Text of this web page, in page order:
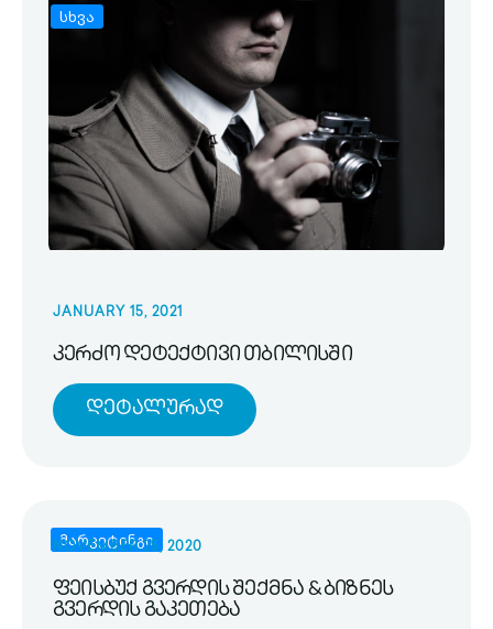
სხვა
JANUARY 15, 2021
კერძო დეტექტივი თბილისში
Დეტალურად
მარკეტინგი
NOVEMBER 25, 2020
ფეისბუქ გვერდის შექმნა & ბიზნეს
გვერდის გაკეთება